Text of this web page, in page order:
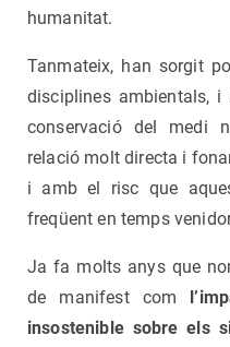
humanitat.
Tanmateix, han sorgit
disciplines ambientals, i
conservació del medi
relació molt directa i
i amb el risc que
freqüent en temps
Ja fa molts anys que
de manifest com
insostenible sobre els